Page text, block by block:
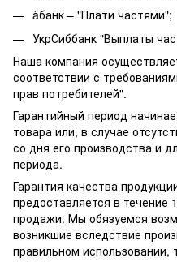
àбанк – "Плати частями";
УкрСиббанк "Выплаты
Наша компания
соответствии с
прав потребителей".
Гарантийный период
товара или, в случае
со дня его производства и
периода.
Гарантия качества
предоставляется в течение
продажи. Мы обязуемся
возникшие вследствие
правильном использовании,